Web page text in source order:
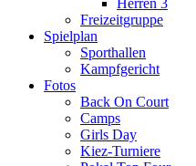
Herren 3
Freizeitgruppe
Spielplan
Sporthallen
Kampfgericht
Fotos
Back On Court
Camps
Girls Day
Kiez-Turniere